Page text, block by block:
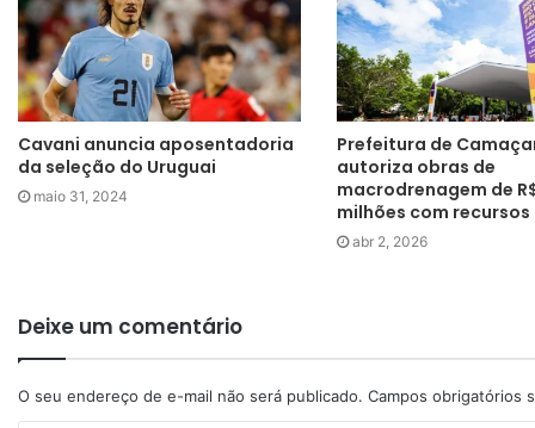
Cavani anuncia aposentadoria
da seleção do Uruguai
maio 31, 2024
Prefeitura de
autoriza obras de
macrodrenagem de
milhões com recursos
abr 2, 2026
Deixe um comentário
O seu endereço de e-mail não será publicado. Campos obrigatórios